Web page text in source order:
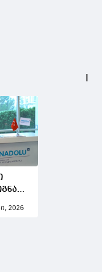
2026